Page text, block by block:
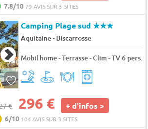
7.8/1079 AVIS SUR 5 SITES
Camping Plage sud★★★
Aquitaine- Biscarrosse
Mobil home - Terrasse - Clim - TV 6 pers.
€ 296 € + d'infos >
6/10 104 AVIS SUR 3 SITES